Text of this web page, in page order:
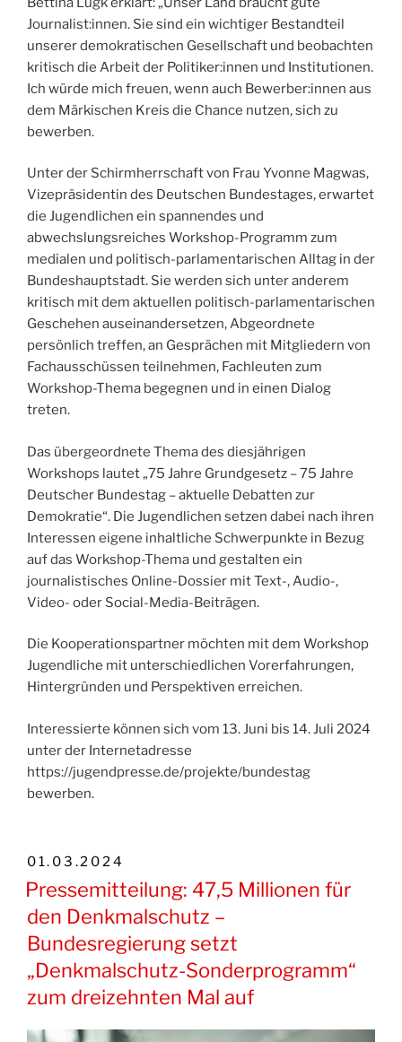
Journalist:innen. Sie sind ein wichtiger Bestandteil
unserer demokratischen Gesellschaft und beobachten
kritisch die Arbeit der Politiker:innen und Institutionen.
Ich würde mich freuen, wenn auch Bewerber:innen aus
dem Märkischen Kreis die Chance nutzen, sich zu
bewerben.
Unter der Schirmherrschaft von Frau Yvonne Magwas,
Vizepräsidentin des Deutschen Bundestages, erwartet
die Jugendlichen ein spannendes und
abwechslungsreiches Workshop-Programm zum
medialen und politisch-parlamentarischen Alltag in der
Bundeshauptstadt. Sie werden sich unter anderem
kritisch mit dem aktuellen politisch-parlamentarischen
Geschehen auseinandersetzen, Abgeordnete
persönlich treffen, an Gesprächen mit Mitgliedern von
Fachausschüssen teilnehmen, Fachleuten zum
Workshop-Thema begegnen und in einen Dialog
treten.
Das übergeordnete Thema des diesjährigen
Workshops lautet „75 Jahre Grundgesetz – 75 Jahre
Deutscher Bundestag – aktuelle Debatten zur
Demokratie“. Die Jugendlichen setzen dabei nach ihren
Interessen eigene inhaltliche Schwerpunkte in Bezug
auf das Workshop-Thema und gestalten ein
journalistisches Online-Dossier mit Text-, Audio-,
Video- oder Social-Media-Beiträgen.
Die Kooperationspartner möchten mit dem Workshop
Jugendliche mit unterschiedlichen Vorerfahrungen,
Hintergründen und Perspektiven erreichen.
Interessierte können sich vom 13. Juni bis 14. Juli 2024
unter der Internetadresse
https://jugendpresse.de/projekte/bundestag
bewerben.
VERÖFFENTLICHT
AM
01.03.2024
Pressemitteilung: 47,5 Millionen für
den Denkmalschutz –
Bundesregierung setzt
„Denkmalschutz-Sonderprogramm“
zum dreizehnten Mal auf